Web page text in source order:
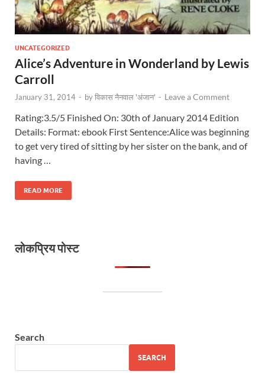
UNCATEGORIZED
Alice’s Adventure in Wonderland by Lewis
Carroll
January 31, 2014 - byविकास नैनवाल 'अंजान' - Leave a Comment
Rating:3.5/5 Finished On: 30th of January 2014 Edition
Details: Format: ebook First Sentence:Alice was beginning
to get very tired of sitting by her sister on the bank, and of
having …
READ MORE
लोकप्रिय पोस्ट
Search
SEARCH